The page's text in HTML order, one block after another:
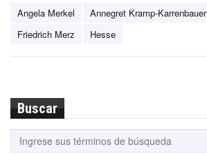
Angela Merkel
Annegret Kramp-Karrenbauer
Friedrich Merz
Hesse
Buscar